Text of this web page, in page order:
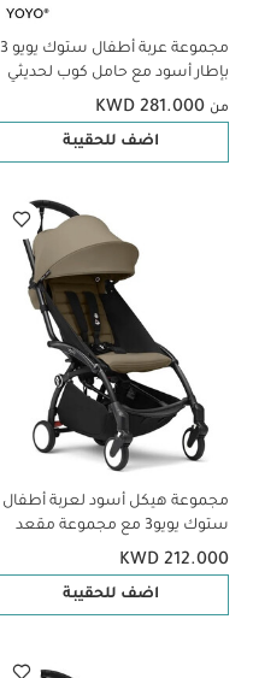
مجموعة عربة أطفال ستوك يويو 3
بإطار أسود مع حامل كوب لحديثي
قطع
من KWD 281.000
اضف للحقيبة
مجموعة هيكل أسود لعربة أطفال
ستوك يويو3 مع مجموعة مقعد
للأطفال لعمر 6 شهور فأكثر بلون
توفي (قطعتين)
KWD 212.000
اضف للحقيبة